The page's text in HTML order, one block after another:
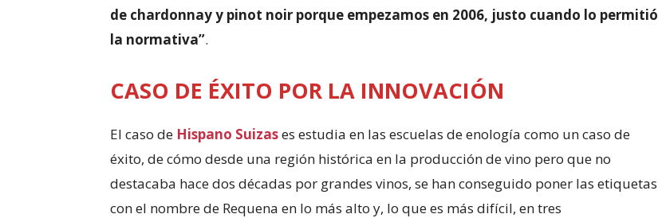
de chardonnay y pinot noir porque empezamos en 2006, justo cuando lo permitió
la normativa”.
CASO DE ÉXITO POR LA INNOVACIÓN
El caso de Hispano Suizases estudia en las escuelas de enología como un caso de
éxito, de cómo desde una región histórica en la producción de vino pero que no
destacaba hace dos décadas por grandes vinos, se han conseguido poner las etiquetas
con el nombre de Requena en lo más alto y, lo que es más difícil, en tres